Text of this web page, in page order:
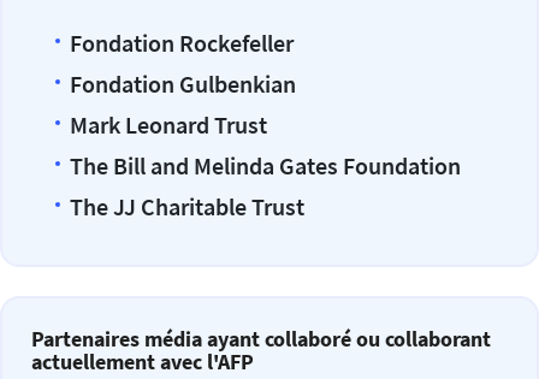
Fondation Rockefeller
Fondation Gulbenkian
Mark Leonard Trust
The Bill and Melinda Gates Foundation
The JJ Charitable Trust
Partenaires média ayant collaboré ou collaborant
actuellement avec l'AFP